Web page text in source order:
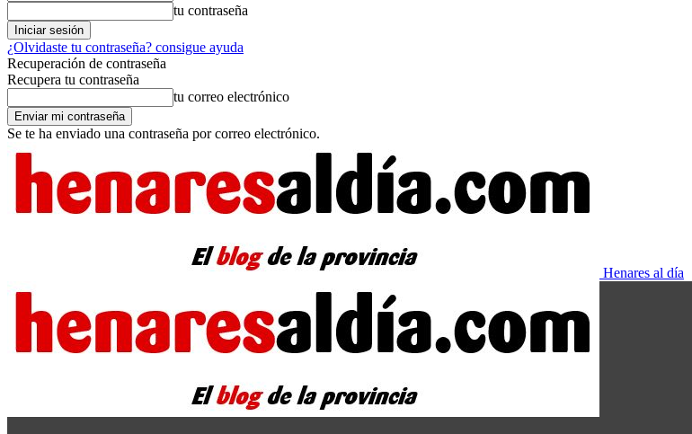
tu contraseña
¿Olvidaste tu contraseña? consigue ayuda
Recuperación de contraseña
Recupera tu contraseña
tu correo electrónico
Se te ha enviado una contraseña por correo electrónico.
Henares al día